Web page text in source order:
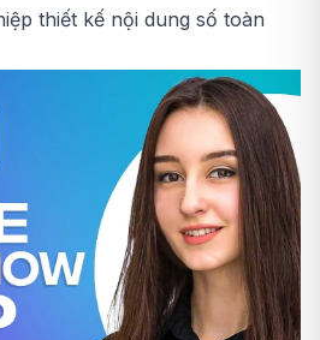
thiết kế nội dung số toàn